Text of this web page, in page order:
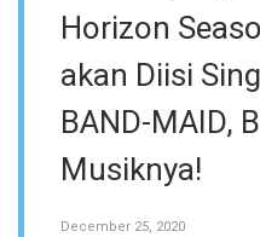
Horizon
akan Diisi
BAND-MAID,
Musiknya!
December 25, 2020